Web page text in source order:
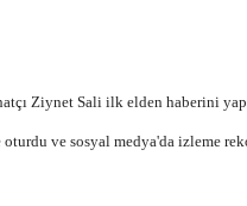
Ziynet Sali ilk elden haberini
ve sosyal medya'da izleme